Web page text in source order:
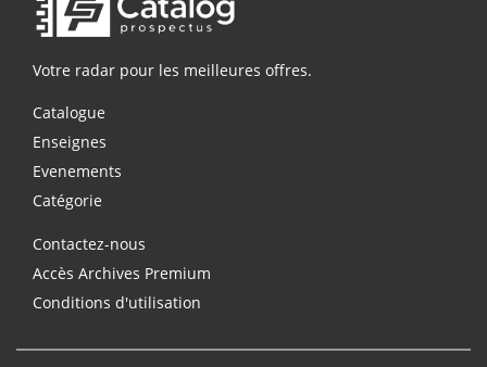
Votre radar pour les meilleures offres.
Catalogue
Enseignes
Evenements
Catégorie
Contactez-nous
Accès Archives Premium
Conditions d'utilisation